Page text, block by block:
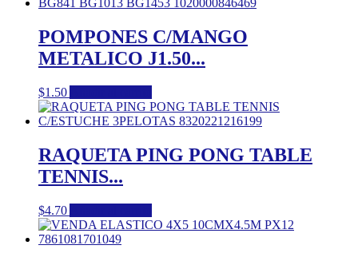
POMPONES C/MANGO
METALICO J1.50...
$1.50
RAQUETA PING PONG TABLE
TENNIS...
$4.70